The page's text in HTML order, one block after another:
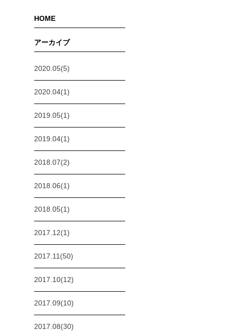
HOME
アーカイブ
2020.05(5)
2020.04(1)
2019.05(1)
2019.04(1)
2018.07(2)
2018.06(1)
2018.05(1)
2017.12(1)
2017.11(50)
2017.10(12)
2017.09(10)
2017.08(30)